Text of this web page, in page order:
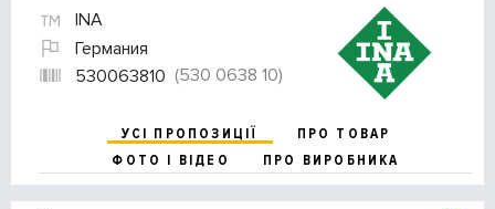
INA
Германия
530063810 (530 0638 10)
УСІ ПРОПОЗИЦІЇ
ПРО ТОВАР
ФОТО І ВІДЕО
ПРО ВИРОБНИКА